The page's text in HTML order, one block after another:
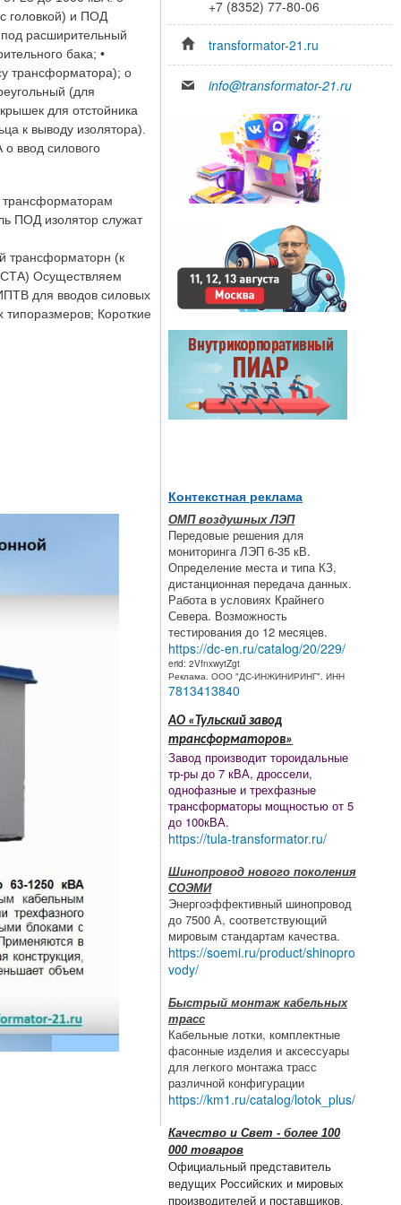
головкой) и ПОД
расширительный
бака; •
трансформатора); o
(для
для отстойника
к выводу изолятора).
ввод силового
ПОД изолятор служат
трансформаторн (к
Осуществляем
для вводов силовых
Короткие
+7 (8352) 77-80-06
transformator-21.ru
info@transformator-21.ru
Контекстная реклама
ОМП воздушных ЛЭП
Передовые решения для
мониторинга ЛЭП 6-35 кВ.
Определение места и типа КЗ,
дистанционная передача данных.
Работа в условиях Крайнего
Севера. Возможность
тестирования до 12 месяцев.
https://dc-en.ru/catalog/20/229/
erid: 2VfnxwytZgt
Реклама. ООО "ДС-ИНЖИНИРИНГ". ИНН
7813413840
АО «Тульский завод
трансформаторов»
Завод производит тороидальные
тр-ры до 7 кВА, дроссели,
однофазные и трехфазные
трансформаторы мощностью от 5
до 100кВА.
https://tula-transformator.ru/
Шинопровод нового поколения
СОЭМИ
Энергоэффективный шинопровод
до 7500 А, соответствующий
мировым стандартам качества.
https://soemi.ru/product/shinopro
vody/
Быстрый монтаж кабельных
трасс
Кабельные лотки, комплектные
фасонные изделия и аксессуары
для легкого монтажа трасс
различной конфигурации
https://km1.ru/catalog/lotok_plus/
Качество и Свет - более 100
000 товаров
Официальный представитель
ведущих Российских и мировых
производителей и поставщиков.